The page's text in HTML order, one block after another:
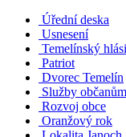
Úřední deska
Usnesení
Temelínský
Patriot
Dvorec Temelín
Služby občanům
Rozvoj obce
Oranžový rok